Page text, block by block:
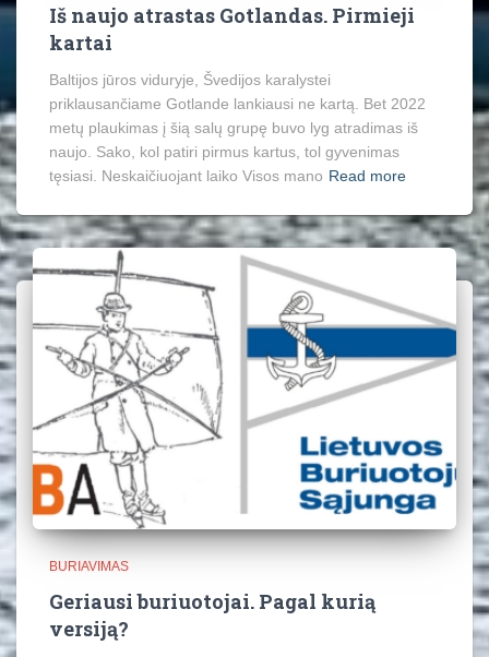
Iš naujo atrastas Gotlandas. Pirmieji
kartai
Baltijos jūros viduryje, Švedijos karalystei
priklausančiame Gotlande lankiausi ne kartą. Bet 2022
metų plaukimas į šią salų grupę buvo lyg atradimas iš
naujo. Sako, kol patiri pirmus kartus, tol gyvenimas
tęsiasi. Neskaičiuojant laiko Visos mano Read more
BURIAVIMAS
Geriausi buriuotojai. Pagal kurią
versiją?